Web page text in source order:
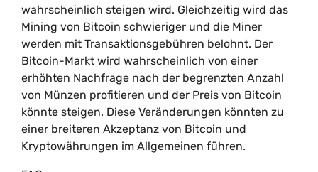
wahrscheinlich steigen wird. Gleichzeitig wird das
Mining von Bitcoin schwieriger und die Miner
werden mit Transaktionsgebühren belohnt. Der
Bitcoin-Markt wird wahrscheinlich von einer
erhöhten Nachfrage nach der begrenzten Anzahl
von Münzen profitieren und der Preis von Bitcoin
könnte steigen. Diese Veränderungen könnten zu
einer breiteren Akzeptanz von Bitcoin und
Kryptowährungen im Allgemeinen führen.